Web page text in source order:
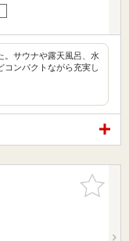
。サウナや露天風呂、水
コンパクトながら充実し
お気に入
りに追加